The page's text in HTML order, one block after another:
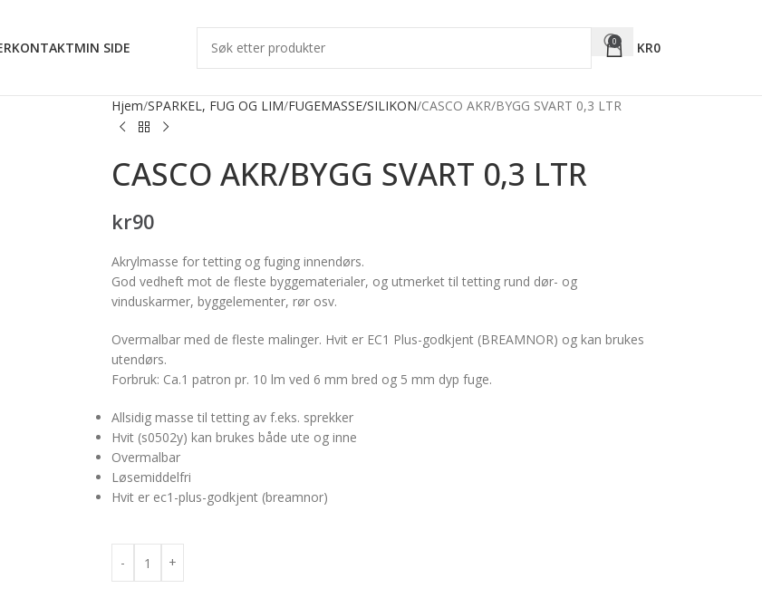
KONTAKTMIN SIDE 0 KR0
Hjem SPARKEL, FUG OG LIM FUGEMASSE/SILIKON CASCO AKR/BYGG SVART 0,3 LTR
CASCO AKR/BYGG SVART 0,3 LTR
kr90
Akrylmasse for tetting og fuging innendørs.
God vedheft mot de fleste byggematerialer, og utmerket til tetting rund dør- og
vinduskarmer, byggelementer, rør osv.
Overmalbar med de fleste malinger. Hvit er EC1 Plus-godkjent (BREAMNOR) og kan brukes
utendørs.
Forbruk: Ca.1 patron pr. 10 lm ved 6 mm bred og 5 mm dyp fuge.
Allsidig masse til tetting av f.eks. sprekker
Hvit (s0502y) kan brukes både ute og inne
Overmalbar
Løsemiddelfri
Hvit er ec1-plus-godkjent (breamnor)